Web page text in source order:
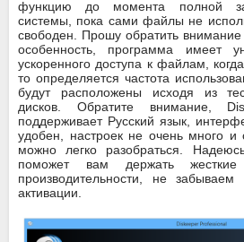
функцию до момента полной
системы, пока сами файлы не
свободен. Прошу обратить
особенность, программа имеет
ускоренного доступа к файлам,
то определяется частота
будут расположены исходя из
дисков. Обратите внимание,
поддерживает Русский язык,
удобен, настроек не очень много
можно легко разобраться.
поможет вам держать
производительности, не
активации.